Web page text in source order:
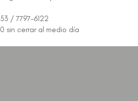
/ 7797-6122
sin cerrar al medio día